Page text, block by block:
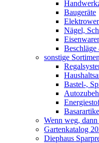
Baugeräte
Nägel,
sonstige
Bastel-,
Wenn weg,
Gartenkatalog
Diephaus